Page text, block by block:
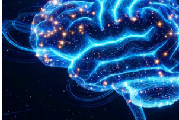
रे
लू
नु
स्खे
र्य
ट